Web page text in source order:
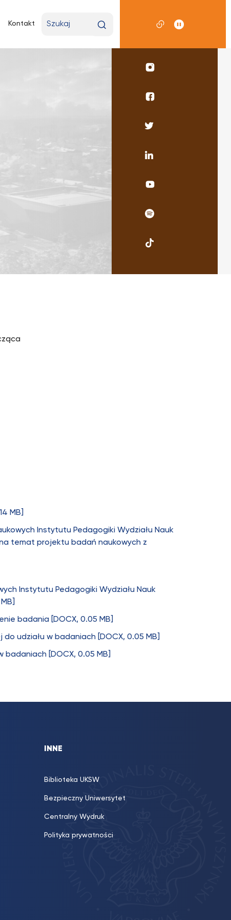
Kontakt
wyszukiwaną
Profil
Profil
Profil
Profil
Linkedin
UKSW
UKSW
UKSW
MB]
Instytutu Pedagogiki Wydziału Nauk
temat projektu badań naukowych z
Instytutu Pedagogiki Wydziału Nauk
badania [DOCX, 0.05 MB]
udziału w badaniach [DOCX, 0.05 MB]
[DOCX, 0.05 MB]
INNE
Biblioteka UKSW
Bezpieczny Uniwersytet
Centralny Wydruk
Polityka prywatności